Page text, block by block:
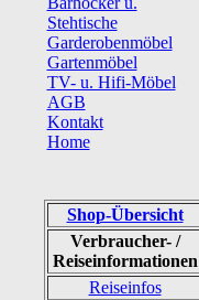
Stehtische
Garderobenmöbel
Gartenmöbel
TV- u. Hifi-Möbel
AGB
Kontakt
Home
Shop-Übersicht
Verbraucher- /
Reiseinformationen
Reiseinfos